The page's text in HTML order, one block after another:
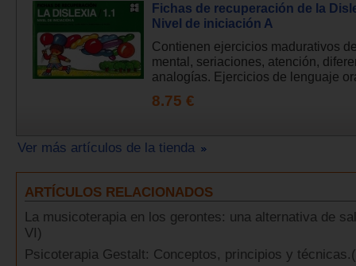
Fichas de recuperación de la
Nivel de iniciación A
Contienen ejercicios madurativos
mental, seriaciones, atención,
analogías. Ejercicios de lenguaje
8.75 €
Ver más artículos de la tienda
ARTÍCULOS RELACIONADOS
La musicoterapia en los gerontes: una alternativa de
VI)
Psicoterapia Gestalt: Conceptos, principios y